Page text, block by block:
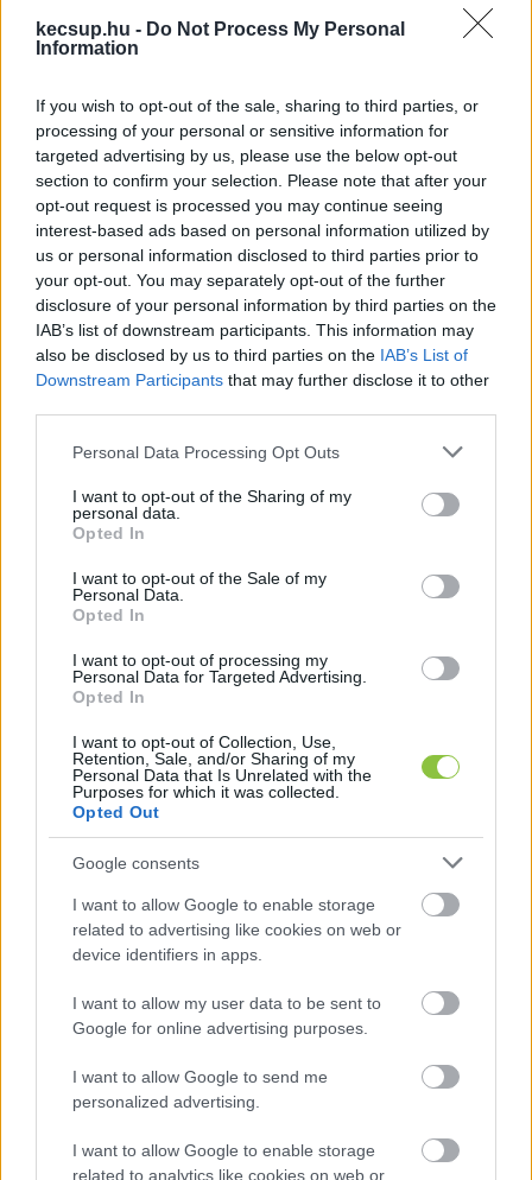
kecsup.hu - Do Not Process My Personal
Information
If you wish to opt-out of the sale, sharing to third parties, or
processing of your personal or sensitive information for
targeted advertising by us, please use the below opt-out
section to confirm your selection. Please note that after your
opt-out request is processed you may continue seeing
interest-based ads based on personal information utilized by
us or personal information disclosed to third parties prior to
your opt-out. You may separately opt-out of the further
disclosure of your personal information by third parties on the
IAB’s list of downstream participants. This information may
also be disclosed by us to third parties on the IAB’s List of
Downstream Participants that may further disclose it to other
Please note that this website/app uses one or more Google
not limited to your visit or usage behaviour. You may click to
grant or deny consent to Google and its third-party tags to
use your data for below specified purposes in below Google
consent section.
Personal Data Processing Opt Outs
I want to opt-out of the Sharing of my
personal data.
Opted In
I want to opt-out of the Sale of my
Personal Data.
Opted In
I want to opt-out of processing my
Personal Data for Targeted Advertising.
Opted In
I want to opt-out of Collection, Use,
Retention, Sale, and/or Sharing of my
Personal Data that Is Unrelated with the
Purposes for which it was collected.
Opted Out
Google consents
I want to allow Google to enable storage
related to advertising like cookies on web or
device identifiers in apps.
I want to allow my user data to be sent to
Google for online advertising purposes.
I want to allow Google to send me
personalized advertising.
I want to allow Google to enable storage
related to analytics like cookies on web or
Moszkvának tetszik Orbán
„független és konstruktív” uniós
irányvonala
Dmitrij Peszkov, Vlagyimir Putyin orosz elnök szóvivője
egy sajtótájékoztatón méltatta Orbán Viktor magyar
Uniós külügyminiszterek bírálták
Orbán grúziai útját
Hétfőn az újraválasztott Irakli Kobakhidze miniszterelnök
meghívására Tbiliszibe látogatott Orbán Viktor és Szijjártó